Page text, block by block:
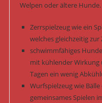
Welpen oder ältere Hunde.
Zerrspielzeug wie ein
welches gleichzeitig
schwimmfähiges
mit kühlender Wirkung
Tagen ein wenig
Wurfspielzeug wie
gemeinsames Spielen